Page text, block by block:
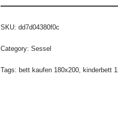
SKU: dd7d04380f0c
Category: Sessel
Tags: bett kaufen 180x200, kinderbett